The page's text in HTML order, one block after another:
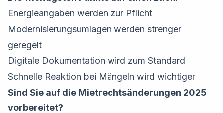
Energieangaben werden zur Pflicht
Modernisierungsumlagen werden strenger
geregelt
Digitale Dokumentation wird zum Standard
Schnelle Reaktion bei Mängeln wird wichtiger
Sind Sie auf die Mietrechtsänderungen 2025
vorbereitet?